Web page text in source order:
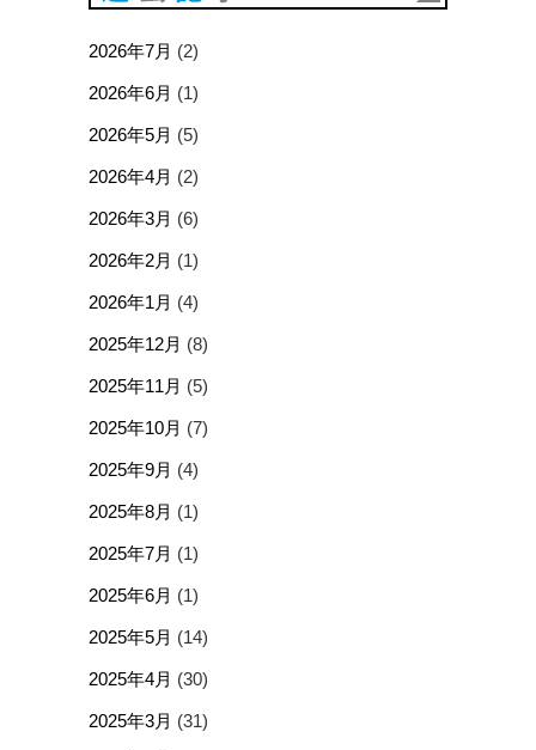
2026年7月 (2)
2026年6月 (1)
2026年5月 (5)
2026年4月 (2)
2026年3月 (6)
2026年2月 (1)
2026年1月 (4)
2025年12月 (8)
2025年11月 (5)
2025年10月 (7)
2025年9月 (4)
2025年8月 (1)
2025年7月 (1)
2025年6月 (1)
2025年5月 (14)
2025年4月 (30)
2025年3月 (31)